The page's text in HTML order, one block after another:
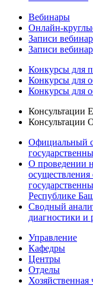
Вебинары
Онлайн-
Записи
Записи
Конкурсы для
Конкурсы для
Конкурсы для
Консультации
Консультации
Официальный
О проведении
осуществления
Республике
Сводный
диагностики и
Управление
Кафедры
Центры
Отделы
Хозяйственная